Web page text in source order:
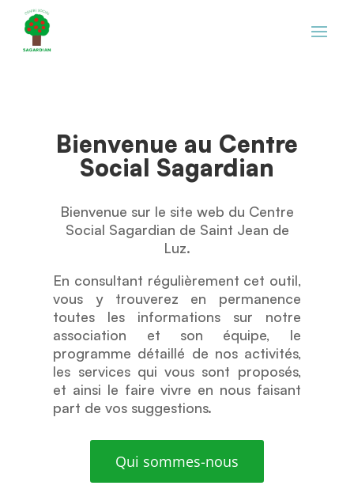
Bienvenue au Centre
Social Sagardian
Bienvenue sur le site web du Centre
Social Sagardian de Saint Jean de
Luz.
En consultant régulièrement cet outil,
vous y trouverez en permanence
toutes les informations sur notre
association et son équipe, le
programme détaillé de nos activités,
les services qui vous sont proposés,
et ainsi le faire vivre en nous faisant
part de vos suggestions.
Qui sommes-nous